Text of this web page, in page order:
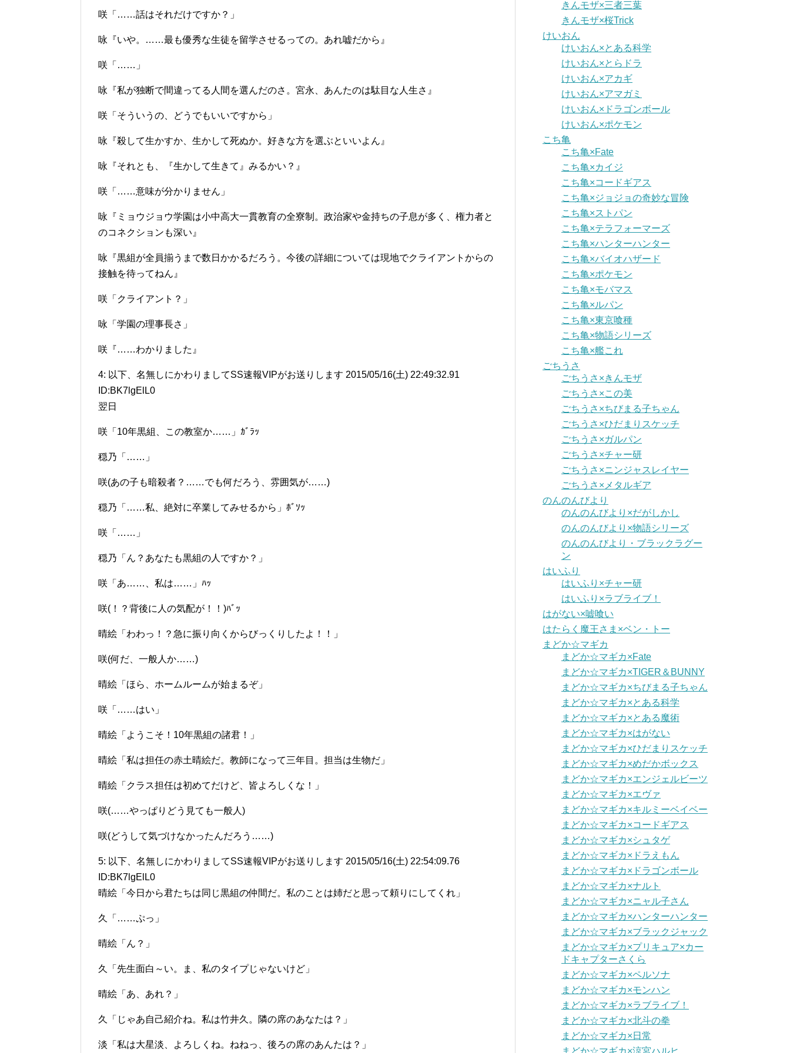
咲「……話はそれだけですか？」
咏『いや。……最も優秀な生徒を留学させるっての。あれ嘘だから』
咲「……」
咏『私が独断で間違ってる人間を選んだのさ。宮永、あんたのは駄目な人生さ』
咲「そういうの、どうでもいいですから」
咏『殺して生かすか、生かして死ぬか。好きな方を選ぶといいよん』
咏『それとも、『生かして生きて』みるかい？』
咲「……意味が分かりません」
咏『ミョウジョウ学園は小中高大一貫教育の全寮制。政治家や金持ちの子息が多く、権力者と
のコネクションも深い』
咏『黒組が全員揃うまで数日かかるだろう。今後の詳細については現地でクライアントからの
接触を待ってねん』
咲「クライアント？」
咏「学園の理事長さ」
咲『……わかりました』
4: 以下、名無しにかわりましてSS速報VIPがお送りします 2015/05/16(土) 22:49:32.91
ID:BK7lgElL0
翌日
咲「10年黒組、この教室か……」ｶﾞﾗｯ
穏乃「……」
咲(あの子も暗殺者？……でも何だろう、雰囲気が……)
穏乃「……私、絶対に卒業してみせるから」ﾎﾞｿｯ
咲「……」
穏乃「ん？あなたも黒組の人ですか？」
咲「あ……、私は……」ﾊｯ
咲(！？背後に人の気配が！！)ﾊﾞｯ
晴絵「わわっ！？急に振り向くからびっくりしたよ！！」
咲(何だ、一般人か……)
晴絵「ほら、ホームルームが始まるぞ」
咲「……はい」
晴絵「ようこそ！10年黒組の諸君！」
晴絵「私は担任の赤土晴絵だ。教師になって三年目。担当は生物だ」
晴絵「クラス担任は初めてだけど、皆よろしくな！」
咲(……やっぱりどう見ても一般人)
咲(どうして気づけなかったんだろう……)
5: 以下、名無しにかわりましてSS速報VIPがお送りします 2015/05/16(土) 22:54:09.76
ID:BK7lgElL0
晴絵「今日から君たちは同じ黒組の仲間だ。私のことは姉だと思って頼りにしてくれ」
久「……ぷっ」
晴絵「ん？」
久「先生面白～い。ま、私のタイプじゃないけど」
晴絵「あ、あれ？」
久「じゃあ自己紹介ね。私は竹井久。隣の席のあなたは？」
淡「私は大星淡、よろしくね。ねねっ、後ろの席のあんたは？」
きんモザ×三者三葉
きんモザ×桜Trick
けいおん
けいおん×とある科学
けいおん×とらドラ
けいおん×アカギ
けいおん×アマガミ
けいおん×ドラゴンボール
けいおん×ポケモン
こち亀
こち亀×Fate
こち亀×カイジ
こち亀×コードギアス
こち亀×ジョジョの奇妙な冒険
こち亀×ストパン
こち亀×テラフォーマーズ
こち亀×ハンターハンター
こち亀×バイオハザード
こち亀×ポケモン
こち亀×モバマス
こち亀×ルパン
こち亀×東京喰種
こち亀×物語シリーズ
こち亀×艦これ
ごちうさ
ごちうさ×きんモザ
ごちうさ×この美
ごちうさ×ちびまる子ちゃん
ごちうさ×ひだまりスケッチ
ごちうさ×ガルパン
ごちうさ×チャー研
ごちうさ×ニンジャスレイヤー
ごちうさ×メタルギア
のんのんびより
のんのんびより×だがしかし
のんのんびより×物語シリーズ
のんのんびより・ブラックラグー
ン
はいふり
はいふり×チャー研
はいふり×ラブライブ！
はがない×嘘喰い
はたらく魔王さま×ベン・トー
まどか☆マギカ
まどか☆マギカ×Fate
まどか☆マギカ×TIGER＆BUNNY
まどか☆マギカ×ちびまる子ちゃん
まどか☆マギカ×とある科学
まどか☆マギカ×とある魔術
まどか☆マギカ×はがない
まどか☆マギカ×ひだまりスケッチ
まどか☆マギカ×めだかボックス
まどか☆マギカ×エンジェルビーツ
まどか☆マギカ×エヴァ
まどか☆マギカ×キルミーベイベー
まどか☆マギカ×コードギアス
まどか☆マギカ×シュタゲ
まどか☆マギカ×ドラえもん
まどか☆マギカ×ドラゴンボール
まどか☆マギカ×ナルト
まどか☆マギカ×ニャル子さん
まどか☆マギカ×ハンターハンター
まどか☆マギカ×ブラックジャック
まどか☆マギカ×プリキュア×カー
ドキャプターさくら
まどか☆マギカ×ペルソナ
まどか☆マギカ×モンハン
まどか☆マギカ×ラブライブ！
まどか☆マギカ×北斗の拳
まどか☆マギカ×日常
まどか☆マギカ×涼宮ハルヒ